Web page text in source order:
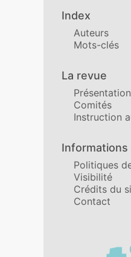
Index
Auteurs
Mots-clés
La revue
Présentation
Comités
Instruction
Informations
Politiques
Visibilité
Crédits du
Contact
Affiliations/